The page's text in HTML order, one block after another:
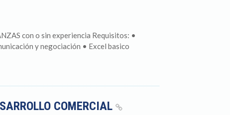
con o sin experiencia Requisitos: •⁠
y negociación •⁠ ⁠Excel basico
COMERCIAL